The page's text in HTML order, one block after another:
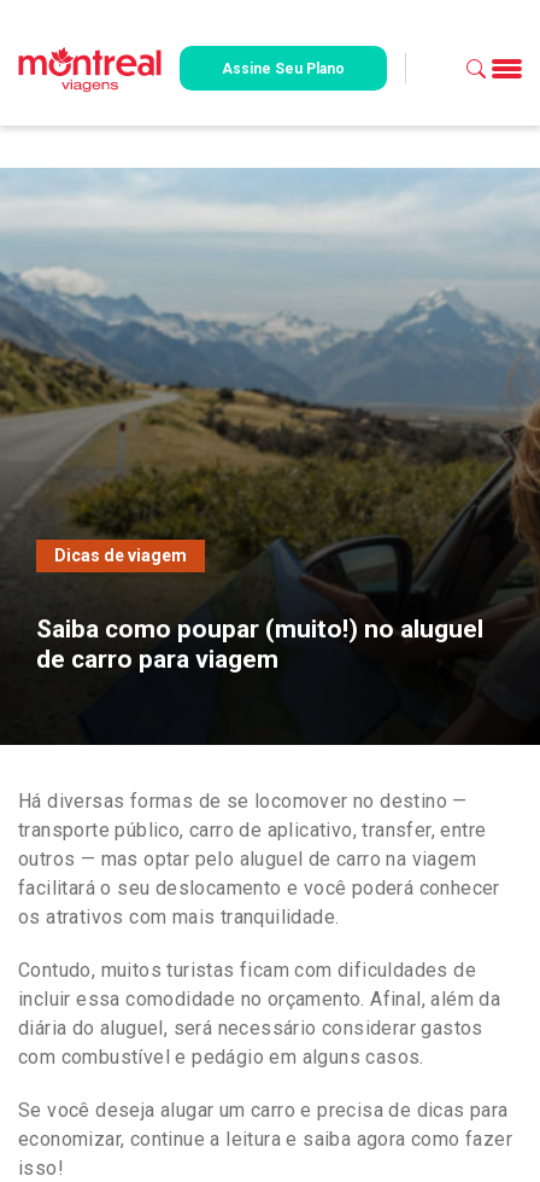
Assine Seu Plano
Dicas de viagem
Saiba como poupar (muito!) no aluguel
de carro para viagem
Há diversas formas de se locomover no destino —
transporte público, carro de aplicativo, transfer, entre
outros — mas optar pelo aluguel de carro na viagem
facilitará o seu deslocamento e você poderá conhecer
os atrativos com mais tranquilidade.
Contudo, muitos turistas ficam com dificuldades de
incluir essa comodidade no orçamento. Afinal, além da
diária do aluguel, será necessário considerar gastos
com combustível e pedágio em alguns casos.
Se você deseja alugar um carro e precisa de dicas para
economizar, continue a leitura e saiba agora como fazer
isso!